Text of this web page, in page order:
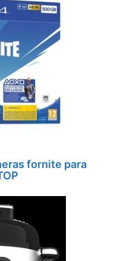
fornite para